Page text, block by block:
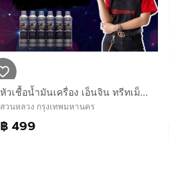
หัวเชื้อน้ำมันเครื่อง เอ็นจิน ทรีทเม็น เมกะดายา
สวนหลวง กรุงเทพมหานคร
฿ 499